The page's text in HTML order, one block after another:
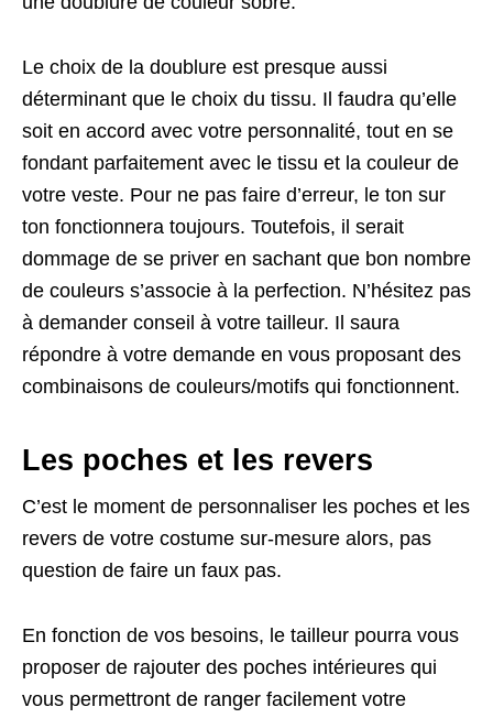
Le choix de la doublure est presque aussi
déterminant que le choix du tissu. Il faudra qu’elle
soit en accord avec votre personnalité, tout en se
fondant parfaitement avec le tissu et la couleur de
votre veste. Pour ne pas faire d’erreur, le ton sur
ton fonctionnera toujours. Toutefois, il serait
dommage de se priver en sachant que bon nombre
de couleurs s’associe à la perfection. N’hésitez pas
à demander conseil à votre tailleur. Il saura
répondre à votre demande en vous proposant des
combinaisons de couleurs/motifs qui fonctionnent.
Les poches et les revers
C’est le moment de personnaliser les poches et les
revers de votre costume sur-mesure alors, pas
question de faire un faux pas.
En fonction de vos besoins, le tailleur pourra vous
proposer de rajouter des poches intérieures qui
vous permettront de ranger facilement votre